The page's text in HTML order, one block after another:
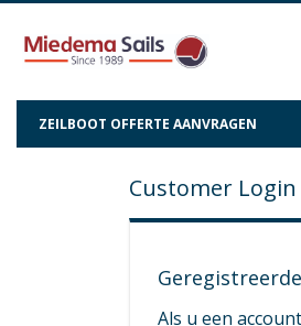
ZEILBOOT OFFERTE AANVRAGEN
Customer Login
Als u een